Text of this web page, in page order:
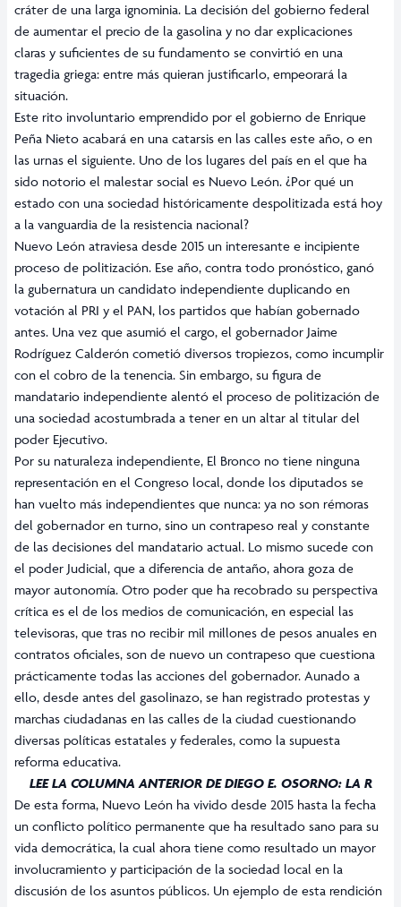
cráter de una larga ignominia. La decisión del gobierno federal
de aumentar el precio de la gasolina y no dar explicaciones
claras y suficientes de su fundamento se convirtió en una
tragedia griega: entre más quieran justificarlo, empeorará la
situación.
Este rito involuntario emprendido por el gobierno de Enrique
Peña Nieto acabará en una catarsis en las calles este año, o en
las urnas el siguiente. Uno de los lugares del país en el que ha
sido notorio el malestar social es Nuevo León. ¿Por qué un
estado con una sociedad históricamente despolitizada está hoy
a la vanguardia de la resistencia nacional?
Nuevo León atraviesa desde 2015 un interesante e incipiente
proceso de politización. Ese año, contra todo pronóstico, ganó
la gubernatura un candidato independiente duplicando en
votación al PRI y el PAN, los partidos que habían gobernado
antes. Una vez que asumió el cargo, el gobernador Jaime
Rodríguez Calderón cometió diversos tropiezos, como incumplir
con el cobro de la tenencia. Sin embargo, su figura de
mandatario independiente alentó el proceso de politización de
una sociedad acostumbrada a tener en un altar al titular del
poder Ejecutivo.
Por su naturaleza independiente, El Bronco no tiene ninguna
representación en el Congreso local, donde los diputados se
han vuelto más independientes que nunca: ya no son rémoras
del gobernador en turno, sino un contrapeso real y constante
de las decisiones del mandatario actual. Lo mismo sucede con
el poder Judicial, que a diferencia de antaño, ahora goza de
mayor autonomía. Otro poder que ha recobrado su perspectiva
crítica es el de los medios de comunicación, en especial las
televisoras, que tras no recibir mil millones de pesos anuales en
contratos oficiales, son de nuevo un contrapeso que cuestiona
prácticamente todas las acciones del gobernador. Aunado a
ello, desde antes del gasolinazo, se han registrado protestas y
marchas ciudadanas en las calles de la ciudad cuestionando
diversas políticas estatales y federales, como la supuesta
reforma educativa.
LEE LA COLUMNA ANTERIOR DE DIEGO E. OSORNO: LA R
De esta forma, Nuevo León ha vivido desde 2015 hasta la fecha
un conflicto político permanente que ha resultado sano para su
vida democrática, la cual ahora tiene como resultado un mayor
involucramiento y participación de la sociedad local en la
discusión de los asuntos públicos. Un ejemplo de esta rendición